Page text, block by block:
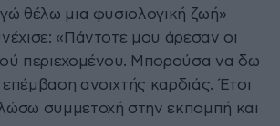
θέλω μια φυσιολογική ζωή»
«Πάντοτε μου άρεσαν οι
περιεχομένου. Μπορούσα να δω
ανοιχτής καρδιάς. Έτσι
συμμετοχή στην εκπομπή και